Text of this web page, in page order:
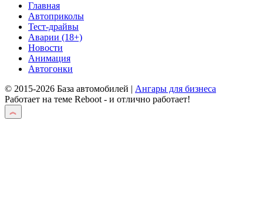
Главная
Автоприколы
Тест-драйвы
Аварии (18+)
Новости
Анимация
Автогонки
© 2015-2026 База автомобилей | Ангары для бизнеса
Работает на теме Reboot - и отлично работает!